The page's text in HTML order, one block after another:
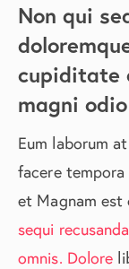
Non qui
cupiditate
magni
Eum laborum
facere tempora
et Magnam est
sequi
omnis. Dolore